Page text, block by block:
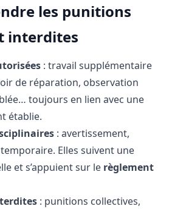
les punitions
interdites
: travail supplémentaire
de réparation, observation
toujours en lien avec une
établie.
: avertissement,
Elles suivent une
et s’appuient sur le règlement
: punitions collectives,